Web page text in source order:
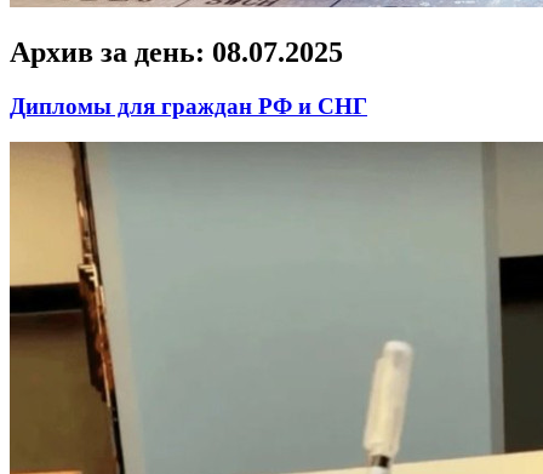
Архив за день: 08.07.2025
Дипломы для граждан РФ и СНГ